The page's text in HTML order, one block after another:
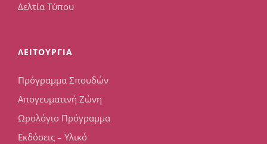
Δελτία Τύπου
ΛΕΙΤΟΥΡΓΙΑ
Πρόγραμμα Σπουδών
Απογευματινή Ζώνη
Ωρολόγιο Πρόγραμμα
Εκδόσεις – Υλικό